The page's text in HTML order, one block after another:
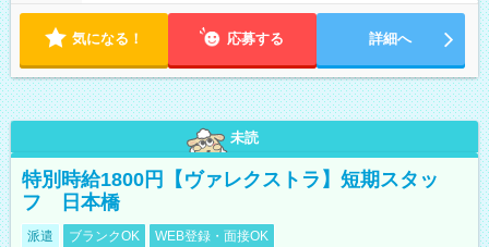
気になる！ 応募する 詳細へ
未読
特別時給1800円【ヴァレクストラ】短期スタッ
フ 日本橋
派遣 ブランクOK WEB登録・面接OK